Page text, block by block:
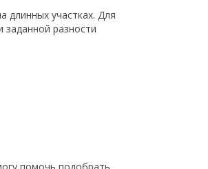
длинных участках. Для
разности